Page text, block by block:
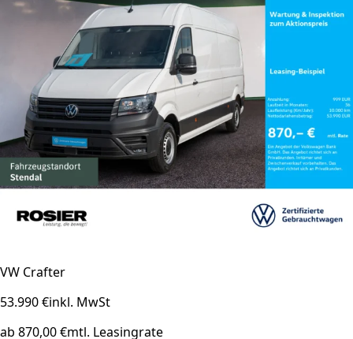
VW Crafter
53.990 €inkl. MwSt
ab 870,00 €mtl. Leasingrate